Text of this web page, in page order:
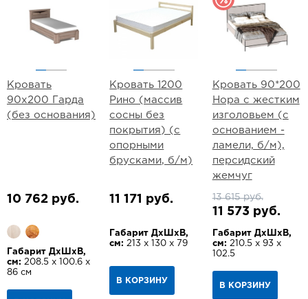
Кровать
90х200 Гарда
(без основания)
10 762 руб.
Габарит ДхШхВ,
см: 208.5 х 100.6 х
86 см
Кровать 1200
Рино (массив
сосны без
покрытия) (с
опорными
брусками, б/м)
11 171 руб.
Габарит ДхШхВ,
см: 213 х 130 х 79
В КОРЗИНУ
Кровать 90*200
Нора с жестким
изголовьем (с
основанием -
ламели, б/м),
персидский
жемчуг
13 615 руб.
11 573 руб.
Габарит ДхШхВ,
см: 210.5 х 93 х
102.5
В КОРЗИНУ